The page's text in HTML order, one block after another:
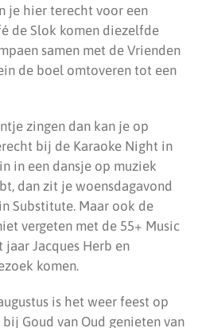
je hier terecht voor een
de Slok komen diezelfde
samen met de Vrienden
de boel omtoveren tot een
zingen dan kan je op
bij de Karaoke Night in
in een dansje op muziek
dan zit je woensdagavond
Substitute. Maar ook de
vergeten met de 55+ Music
Jacques Herb en
komen.
is het weer feest op
Goud van Oud genieten van